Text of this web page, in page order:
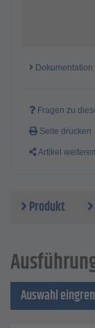
Dokumentation
Fragen zu
Seite drucken
Artikel
Produkt
Auswahl